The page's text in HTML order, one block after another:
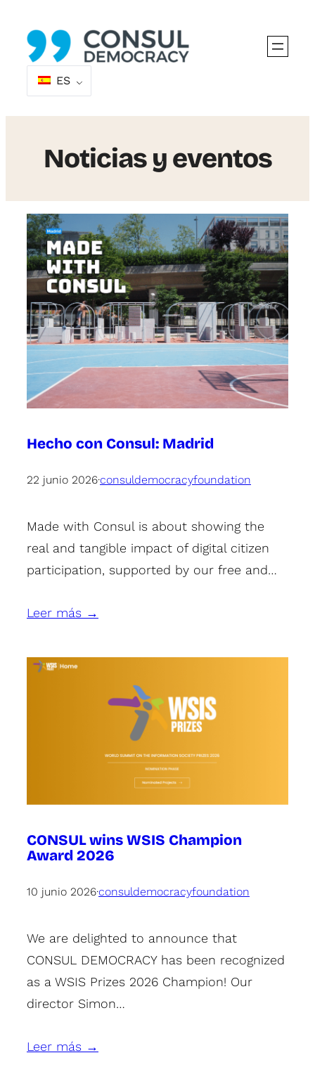
contenido
ES
Noticias y eventos
Hecho con Consul: Madrid
22 junio 2026·consuldemocracyfoundation
Made with Consul is about showing the
real and tangible impact of digital citizen
participation, supported by our free and…
Leer más →
CONSUL wins WSIS Champion
Award 2026
10 junio 2026·consuldemocracyfoundation
We are delighted to announce that
CONSUL DEMOCRACY has been recognized
as a WSIS Prizes 2026 Champion! Our
director Simon…
Leer más →